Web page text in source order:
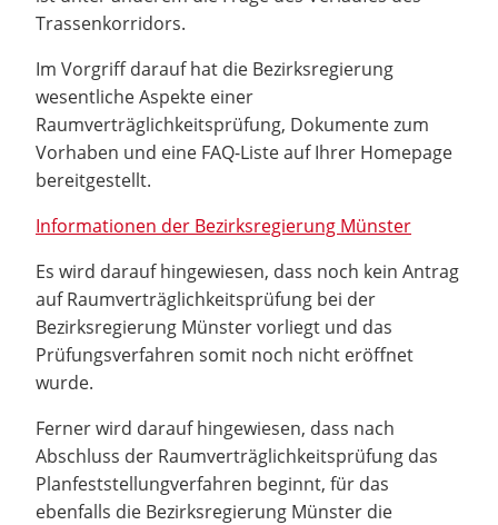
Trassenkorridors.
Im Vorgriff darauf hat die Bezirksregierung
wesentliche Aspekte einer
Raumverträglichkeitsprüfung, Dokumente zum
Vorhaben und eine FAQ-Liste auf Ihrer Homepage
bereitgestellt.
Informationen der Bezirksregierung Münster
Es wird darauf hingewiesen, dass noch kein Antrag
auf Raumverträglichkeitsprüfung bei der
Bezirksregierung Münster vorliegt und das
Prüfungsverfahren somit noch nicht eröffnet
wurde.
Ferner wird darauf hingewiesen, dass nach
Abschluss der Raumverträglichkeitsprüfung das
Planfeststellungverfahren beginnt, für das
ebenfalls die Bezirksregierung Münster die